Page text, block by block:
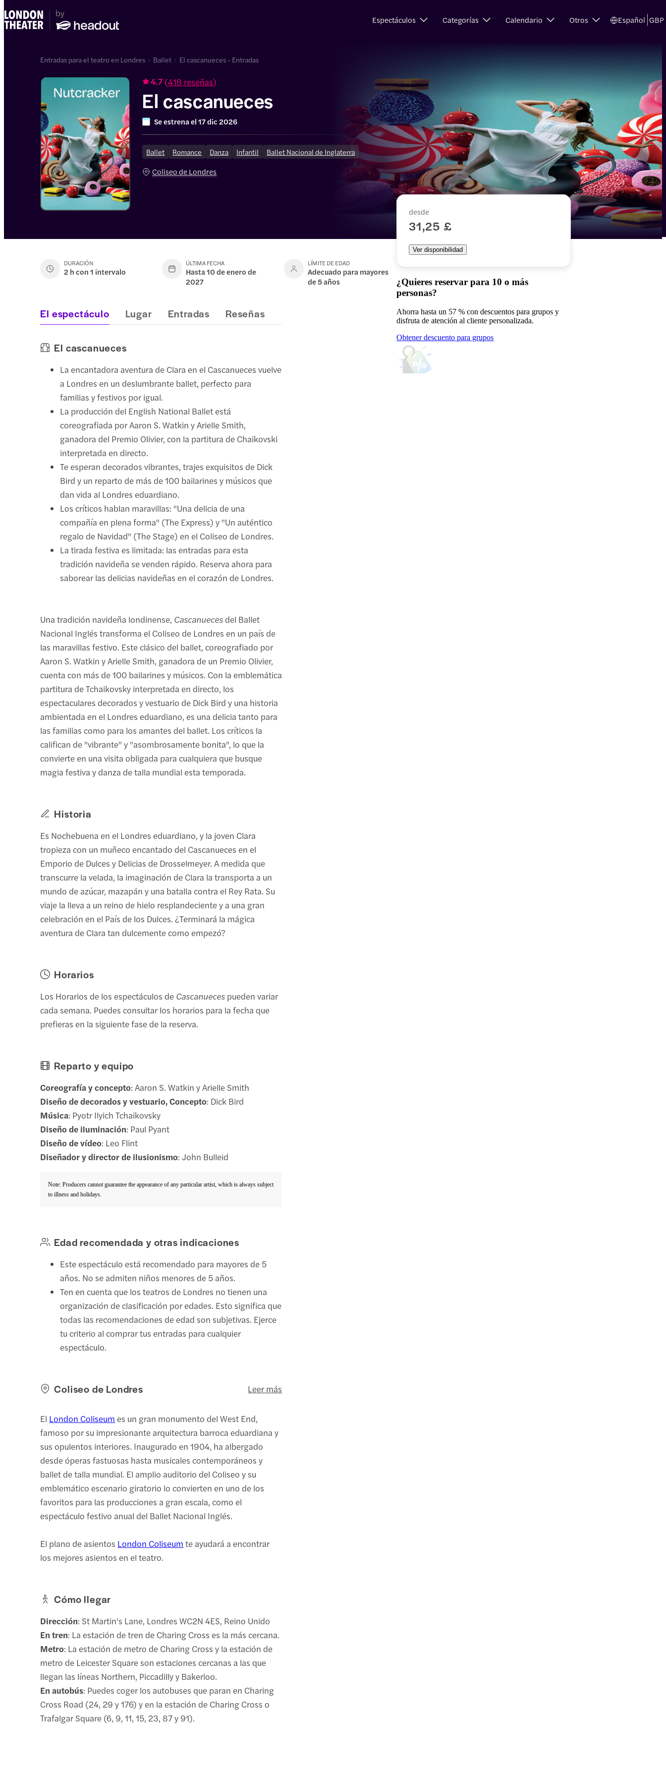
Espectáculos Categorías Calendario Otros Español GBP
Entradas para el teatro en Londres Ballet El cascanueces - Entradas
4.7 (418 reseñas)
El cascanueces
Se estrena el 17 dic 2026
Ballet Romance Danza Infantil Ballet Nacional de Inglaterra
Coliseo de Londres
DURACIÓN
2 h con 1 intervalo
ÚLTIMA FECHA
Hasta 10 de enero de
2027
LÍMITE DE EDAD
Adecuado para mayores
de 5 años
desde
31,25 £
Ver disponibilidad
¿Quieres reservar para 10 o más
personas?
Ahorra hasta un 57 % con descuentos para grupos y
disfruta de atención al cliente personalizada.
Obtener descuento para grupos
El espectáculo Lugar Entradas Reseñas
El cascanueces
La encantadora aventura de Clara en el Cascanueces vuelve
a Londres en un deslumbrante ballet, perfecto para
familias y festivos por igual.
La producción del English National Ballet está
coreografiada por Aaron S. Watkin y Arielle Smith,
ganadora del Premio Olivier, con la partitura de Chaikovski
interpretada en directo.
Te esperan decorados vibrantes, trajes exquisitos de Dick
Bird y un reparto de más de 100 bailarines y músicos que
dan vida al Londres eduardiano.
Los críticos hablan maravillas: "Una delicia de una
compañía en plena forma" (The Express) y "Un auténtico
regalo de Navidad" (The Stage) en el Coliseo de Londres.
La tirada festiva es limitada: las entradas para esta
tradición navideña se venden rápido. Reserva ahora para
saborear las delicias navideñas en el corazón de Londres.
Una tradición navideña londinense, Cascanuecesdel Ballet
Nacional Inglés transforma el Coliseo de Londres en un país de
las maravillas festivo. Este clásico del ballet, coreografiado por
Aaron S. Watkin y Arielle Smith, ganadora de un Premio Olivier,
cuenta con más de 100 bailarines y músicos. Con la emblemática
partitura de Tchaikovsky interpretada en directo, los
espectaculares decorados y vestuario de Dick Bird y una historia
ambientada en el Londres eduardiano, es una delicia tanto para
las familias como para los amantes del ballet. Los críticos la
califican de "vibrante" y "asombrosamente bonita", lo que la
convierte en una visita obligada para cualquiera que busque
magia festiva y danza de talla mundial esta temporada.
Historia
Es Nochebuena en el Londres eduardiano, y la joven Clara
tropieza con un muñeco encantado del Cascanueces en el
Emporio de Dulces y Delicias de Drosselmeyer. A medida que
transcurre la velada, la imaginación de Clara la transporta a un
mundo de azúcar, mazapán y una batalla contra el Rey Rata. Su
viaje la lleva a un reino de hielo resplandeciente y a una gran
celebración en el País de los Dulces. ¿Terminará la mágica
aventura de Clara tan dulcemente como empezó?
Horarios
Los Horarios de los espectáculos de Cascanueces pueden variar
cada semana. Puedes consultar los horarios para la fecha que
prefieras en la siguiente fase de la reserva.
Reparto y equipo
Coreografía y concepto: Aaron S. Watkin y Arielle Smith
Diseño de decorados y vestuario, Concepto: Dick Bird
Música: Pyotr Ilyich Tchaikovsky
Diseño de iluminación: Paul Pyant
Diseño de vídeo: Leo Flint
Diseñador y director de ilusionismo: John Bulleid
Note: Producers cannot guarantee the appearance of any particular artist, which is always subject
to illness and holidays.
Edad recomendada y otras indicaciones
Este espectáculo está recomendado para mayores de 5
años. No se admiten niños menores de 5 años.
Ten en cuenta que los teatros de Londres no tienen una
organización de clasificación por edades. Esto significa que
todas las recomendaciones de edad son subjetivas. Ejerce
tu criterio al comprar tus entradas para cualquier
espectáculo.
Coliseo de Londres Leer más
El London Coliseum es un gran monumento del West End,
famoso por su impresionante arquitectura barroca eduardiana y
sus opulentos interiores. Inaugurado en 1904, ha albergado
desde óperas fastuosas hasta musicales contemporáneos y
ballet de talla mundial. El amplio auditorio del Coliseo y su
emblemático escenario giratorio lo convierten en uno de los
favoritos para las producciones a gran escala, como el
espectáculo festivo anual del Ballet Nacional Inglés.
El plano de asientos London Coliseum te ayudará a encontrar
los mejores asientos en el teatro.
Cómo llegar
Dirección: St Martin's Lane, Londres WC2N 4ES, Reino Unido
En tren: La estación de tren de Charing Cross es la más cercana.
Metro: La estación de metro de Charing Cross y la estación de
metro de Leicester Square son estaciones cercanas a las que
llegan las líneas Northern, Piccadilly y Bakerloo.
En autobús: Puedes coger los autobuses que paran en Charing
Cross Road (24, 29 y 176) y en la estación de Charing Cross o
Trafalgar Square (6, 9, 11, 15, 23, 87 y 91).